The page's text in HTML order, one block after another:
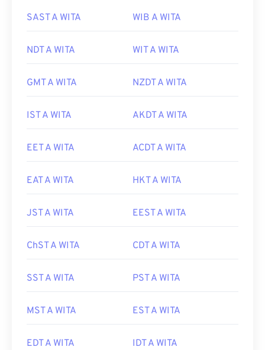
SAST A WITA WIB A WITA
NDT A WITA WIT A WITA
GMT A WITA NZDT A WITA
IST A WITA AKDT A WITA
EET A WITA ACDT A WITA
EAT A WITA HKT A WITA
JST A WITA EEST A WITA
ChST A WITA CDT A WITA
SST A WITA PST A WITA
MST A WITA EST A WITA
EDT A WITA IDT A WITA